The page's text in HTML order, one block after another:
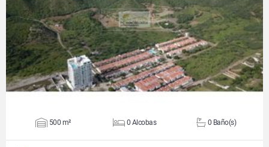
VER DETALLES
500 m² 0 Alcobas 0 Baño(s)